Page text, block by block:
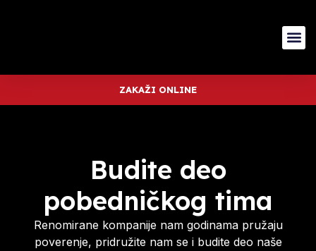
ZAKAŽI ONLINE
Budite deo
pobedničkog tima
Renomirane kompanije nam godinama pružaju
poverenje, pridružite nam se i budite deo naše